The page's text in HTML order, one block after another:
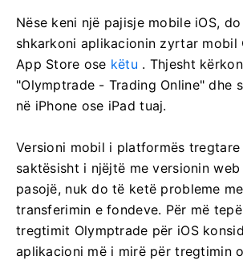
Nëse keni një pajisje mobile iOS,
shkarkoni aplikacionin zyrtar mobil
App Store ose këtu . Thjesht
"Olymptrade - Trading Online" dhe
në iPhone ose iPad tuaj.
Versioni mobil i platformës tregtare
saktësisht i njëjtë me versionin web
pasojë, nuk do të ketë probleme
transferimin e fondeve. Për më
tregtimit Olymptrade për iOS
aplikacioni më i mirë për tregtimin